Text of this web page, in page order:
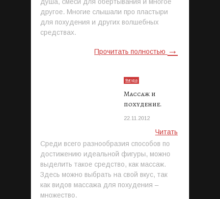
другое. Многие слышали про пластыри
для похудения и других волшебных
средствах.
Прочитать полностью →
Фигура
Массаж и
похудение.
22.11.2012
Среди всего разнообразия способов по
достижению идеальной фигуры, можно
выделить такое средство, как массаж.
Здесь можно выбрать на свой вкус, так
как видов массажа для похудения –
множество.
Читать